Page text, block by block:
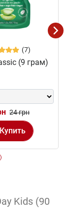
(7)
(9 грам)
24 грн
Купить
Kids (90